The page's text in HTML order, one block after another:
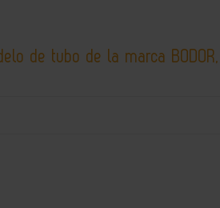
de tubo de la marca BODOR,